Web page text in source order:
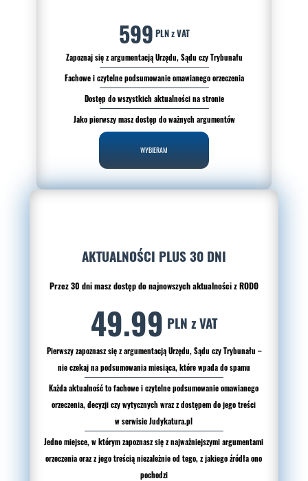
599 PLN z VAT
Zapoznaj się z argumentacją Urzędu, Sądu czy Trybunału
Fachowe i czytelne podsumowanie omawianego orzeczenia
Dostęp do wszystkich aktualności na stronie
Jako pierwszy masz dostęp do ważnych argumentów
WYBIERAM
AKTUALNOŚCI PLUS 30 DNI
Przez 30 dni masz dostęp do najnowszych aktualności z RODO
49.99 PLN z VAT
Pierwszy zapoznasz się z argumentacją Urzędu, Sądu czy Trybunału –
nie czekaj na podsumowania miesiąca, które wpada do spamu
Każda aktualność to fachowe i czytelne podsumowanie omawianego
orzeczenia, decyzji czy wytycznych wraz z dostępem do jego treści
w serwisie Judykatura.pl
Jedno miejsce, w którym zapoznasz się z najważniejszymi argumentami
orzeczenia oraz z jego treścią niezależnie od tego, z jakiego źródła ono
pochodzi